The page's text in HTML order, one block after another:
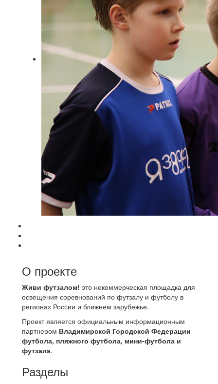
О проекте
Живи футзалом! это некоммерческая площадка для
освещения соревнований по футзалу и футболу в
регионах России и ближнем зарубежье.
Проект является официальным информационным
партнером Владимирской Городской Федерации
футбола, пляжного футбола, мини-футбола и
футзала.
Разделы